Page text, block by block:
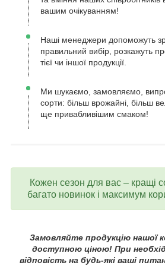
вашим очікуванням!
Наші менеджери допоможуть
правильний вибір, розкажуть
тієї чи іншої продукції.
Ми шукаємо, замовляємо,
сорти: більш врожайні, більш
ще привабливішим смаком!
Кожен сезон для вас – кращі
багато новинок і максимум
Замовляйте продукцію нашої
доступною ціною! При
відповість на будь-які ваші